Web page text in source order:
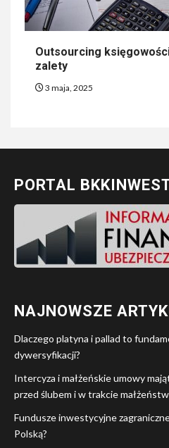
Outsourcing
zalety
3 maja, 2025
PORTAL
NAJNOWSZE
Dlaczego platyna i pallad to
dywersyfikacji?
Intercyza i małżeńskie umowy
przed ślubem i w trakcie
Fundusze inwestycyjne
Polską?